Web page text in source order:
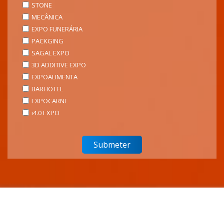
STONE
MECÂNICA
EXPO FUNERÁRIA
PACKGING
SAGAL EXPO
3D ADDITIVE EXPO
EXPOALIMENTA
BARHOTEL
EXPOCARNE
i4.0 EXPO